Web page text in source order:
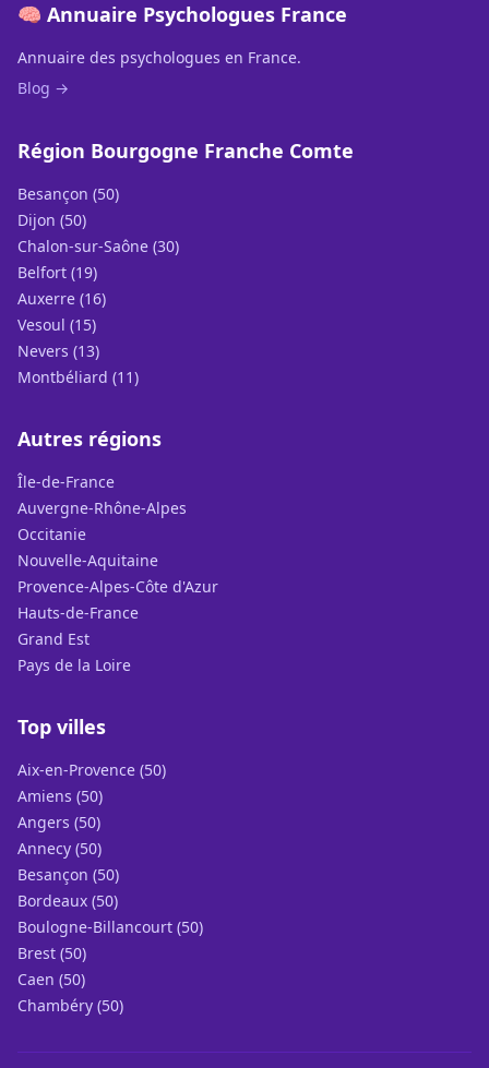
🧠 Annuaire Psychologues France
Annuaire des psychologues en France.
Blog →
Région Bourgogne Franche Comte
Besançon (50)
Dijon (50)
Chalon-sur-Saône (30)
Belfort (19)
Auxerre (16)
Vesoul (15)
Nevers (13)
Montbéliard (11)
Autres régions
Île-de-France
Auvergne-Rhône-Alpes
Occitanie
Nouvelle-Aquitaine
Provence-Alpes-Côte d'Azur
Hauts-de-France
Grand Est
Pays de la Loire
Top villes
Aix-en-Provence (50)
Amiens (50)
Angers (50)
Annecy (50)
Besançon (50)
Bordeaux (50)
Boulogne-Billancourt (50)
Brest (50)
Caen (50)
Chambéry (50)